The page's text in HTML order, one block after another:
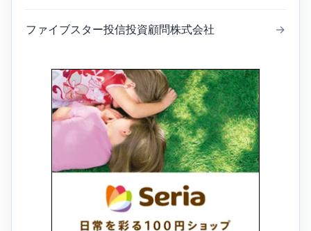
ファイブスター投信投資顧問株式会社 →